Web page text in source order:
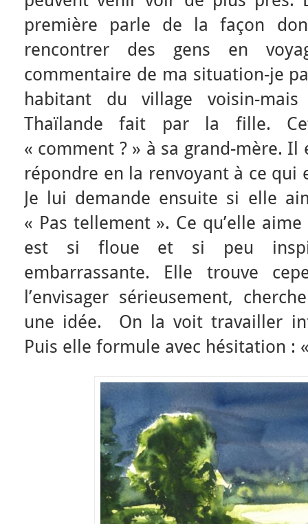
première parle de la façon
rencontrer des gens en
commentaire de ma situation-je
habitant du village voisin-
Thaïlande fait par la fille.
« comment ? » à sa grand-mère.
répondre en la renvoyant à ce qui
Je lui demande ensuite si elle
« Pas tellement ». Ce qu’elle
est si floue et si peu
embarrassante. Elle trouve
l’envisager sérieusement,
une idée. On la voit travailler
Puis elle formule avec hésitation :